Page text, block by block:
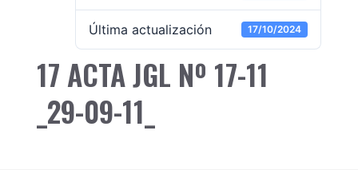
Última actualización 17/10/2024
17 ACTA JGL Nº 17-11
_29-09-11_